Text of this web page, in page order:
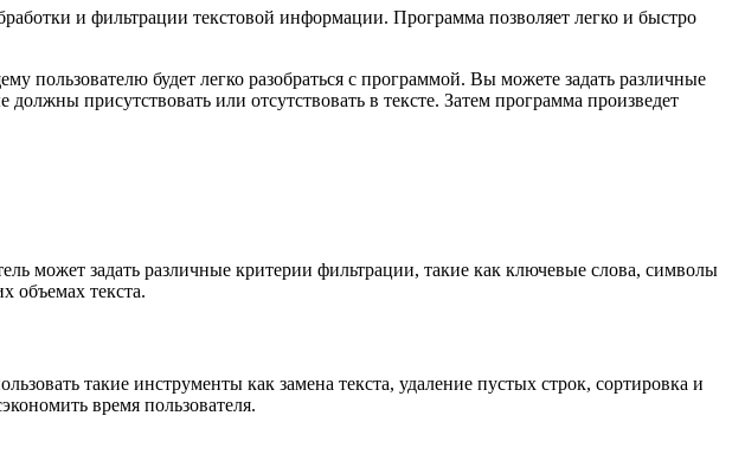
и фильтрации текстовой информации. Программа позволяет легко и быстро
будет легко разобраться с программой. Вы можете задать различные
присутствовать или отсутствовать в тексте. Затем программа произведет
может задать различные критерии фильтрации, такие как ключевые слова, символы
объемах текста.
такие инструменты как замена текста, удаление пустых строк, сортировка и
время пользователя.